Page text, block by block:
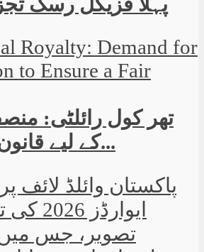
تھر کول رائلٹی:
کے لیے قانون سازی کا...